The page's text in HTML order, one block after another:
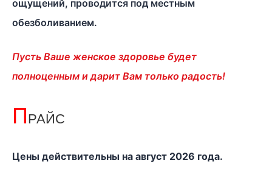
ощущений, проводится под местным
обезболиванием.
Пусть Ваше женское здоровье будет
полноценным и дарит Вам только радость!
ПРАЙС
Цены действительны на август 2026 года.